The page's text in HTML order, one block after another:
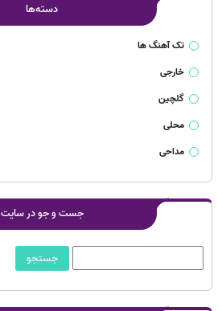
دسته‌ها
تک آهنگ ها
خارجی
گلچین
محلی
مداحی
جست و جو در سایت